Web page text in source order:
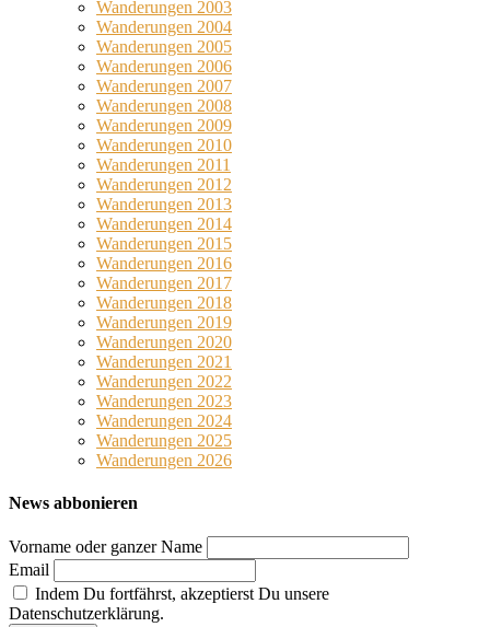
Wanderungen 2003
Wanderungen 2004
Wanderungen 2005
Wanderungen 2006
Wanderungen 2007
Wanderungen 2008
Wanderungen 2009
Wanderungen 2010
Wanderungen 2011
Wanderungen 2012
Wanderungen 2013
Wanderungen 2014
Wanderungen 2015
Wanderungen 2016
Wanderungen 2017
Wanderungen 2018
Wanderungen 2019
Wanderungen 2020
Wanderungen 2021
Wanderungen 2022
Wanderungen 2023
Wanderungen 2024
Wanderungen 2025
Wanderungen 2026
News abbonieren
Vorname oder ganzer Name
Email
Indem Du fortfährst, akzeptierst Du unsere
Datenschutzerklärung.